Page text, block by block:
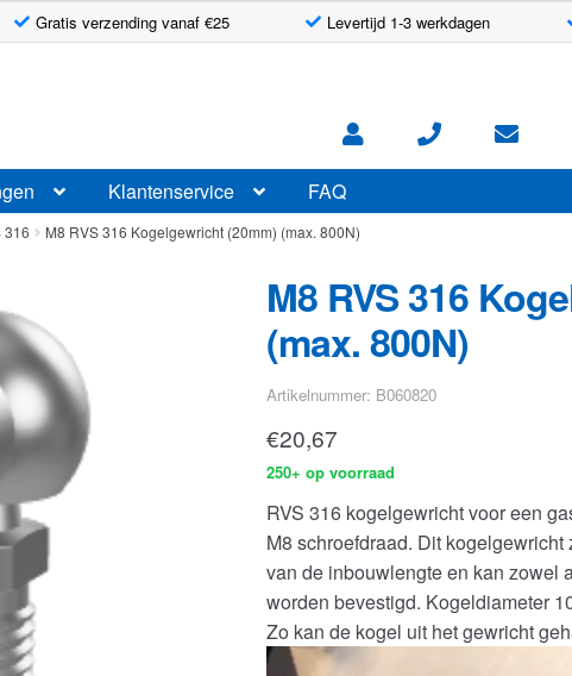
Gratis verzending vanaf €25 Levertijd 1-3 werkdagen
Klantenservice FAQ
316 M8 RVS 316 Kogelgewricht (20mm) (max. 800N)
M8 RVS 316
(max. 800N)
Artikelnummer: B060820
€20,67
250+ op voorraad
RVS 316 kogelgewricht voor een
M8 schroefdraad. Dit
van de inbouwlengte en kan zowel
worden bevestigd. Kogeldiameter
Zo kan de kogel uit het gewricht
Videospeler